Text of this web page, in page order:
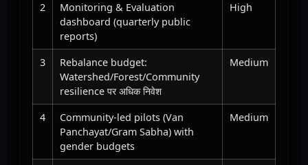
2
Monitoring & Evaluation
dashboard (quarterly public
reports)
High
3
Rebalance budget:
Watershed/Forest/Community
resilience पर अधिक निवेश
Medium
4
Community-led pilots (Van
Panchayat/Gram Sabha) with
gender budgets
Medium